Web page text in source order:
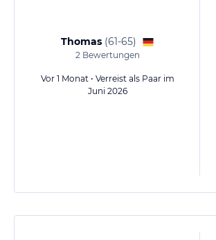
Thomas (61-65)
2Bewertungen
Vor 1 Monat • Verreist als Paar im
Juni 2026